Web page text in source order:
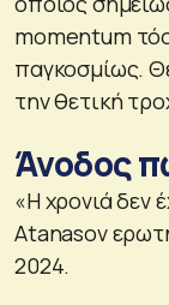
momentum
παγκοσμίως.
την θετική
Άνοδος
«Η χρονιά δεν
Atanasov
2024.